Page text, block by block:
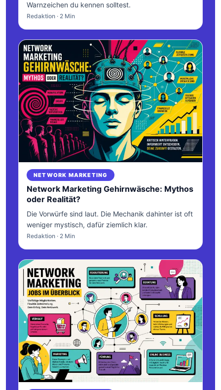
Warnzeichen du kennen solltest.
Redaktion · 2 Min
NETWORK MARKETING
Network Marketing Gehirnwäsche: Mythos
oder Realität?
Die Vorwürfe sind laut. Die Mechanik dahinter ist oft
weniger mystisch, dafür ziemlich klar.
Redaktion · 2 Min